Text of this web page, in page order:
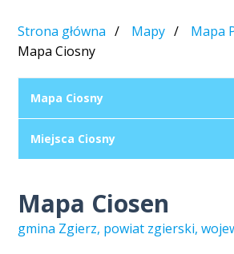
Strona główna Mapy
Mapa
Mapa Ciosny
Mapa Ciosny
Miejsca Ciosny
Mapa Ciosen
gmina Zgierz, powiat zgierski,